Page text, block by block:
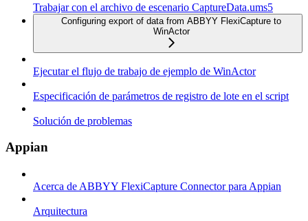
Trabajar con el archivo de escenario CaptureData.ums5
Configuring export of data from ABBYY FlexiCapture to
WinActor
Ejecutar el flujo de trabajo de ejemplo de WinActor
Especificación de parámetros de registro de lote en el script
Solución de problemas
Appian
Acerca de ABBYY FlexiCapture Connector para Appian
Arquitectura